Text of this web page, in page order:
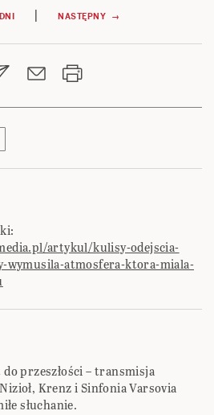
| NASTĘPNY →
artykul/kulisy-odejscia-
wymusila-atmosfera-ktora-miala-
przeszłości – transmisja
Krenz i Sinfonia Varsovia
słuchanie.